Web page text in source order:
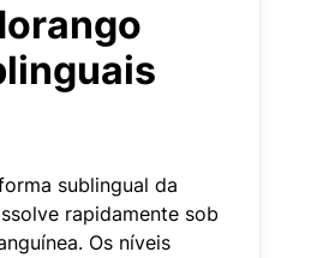
sublingual da
rapidamente sob
Os níveis